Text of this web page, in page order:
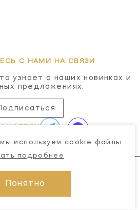
С НАМИ НА СВЯЗИ
узнает о наших новинках и
предложениях.
Comfort Gallery
используем cookie файлы
подробнее
Понятно